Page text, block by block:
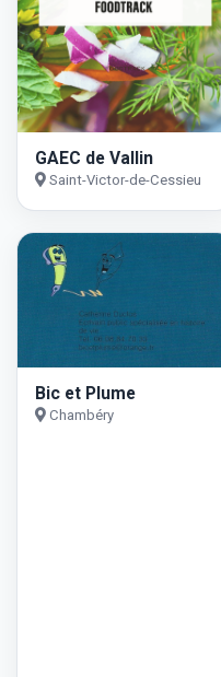
GAEC de Vallin
Saint-Victor-de-Cessieu
Bic et Plume
Chambéry